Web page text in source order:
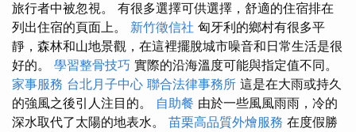
旅行者中被忽視。 有很多選擇可供選擇，舒適的住宿排在
列出住宿的頁面上。 新竹徵信社 匈牙利的鄉村有很多平
靜，森林和山地景觀，在這裡擺脫城市噪音和日常生活是很
好的。 學習整骨技巧 實際的沿海溫度可能與指定值不同。
家事服務 台北月子中心 聯合法律事務所 這是在大雨或持久
的強風之後引人注目的。 自助餐 由於一些風風雨雨，冷的
深水取代了太陽的地表水。 苗栗高品質外燴服務 在度假勝